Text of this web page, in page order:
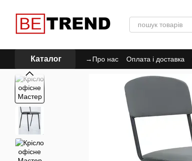
Каталог →Про нас Оплата і доставка
Політика Конфіденційності